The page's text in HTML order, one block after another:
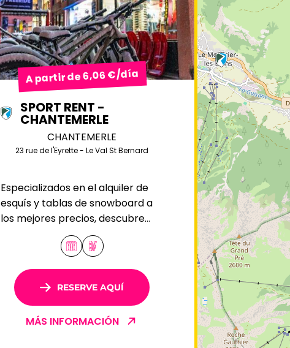
A partir de 6,06 €/día
SPORT RENT -
CHANTEMERLE
CHANTEMERLE
23 rue de l'Eyrette - Le Val St Bernard
Especializados en el alquiler de
esquís y tablas de snowboard a
los mejores precios, descubre
nuestra tienda Chantemerle,
ubicada en Serre-Chevalier.
RESERVE AQUÍ
MÁS INFORMACIÓN